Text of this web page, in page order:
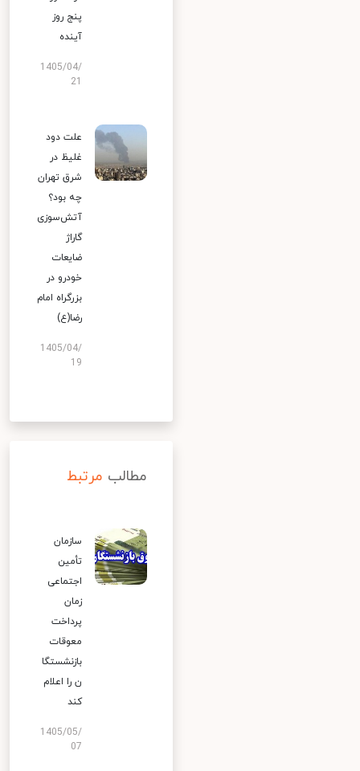
پنج روز
آینده
1405/04/
علت دود
غلیظ در
شرق تهران
چه بود؟
آتش‌سوزی
گاراژ
ضایعات
خودرو در
بزرگراه امام
رضا(ع)
1405/04/
19
مطالب مرتبط
سازمان
تأمین
اجتماعی
زمان
پرداخت
معوقات
بازنشستگا
ن را اعلام
کند
1405/05/
07